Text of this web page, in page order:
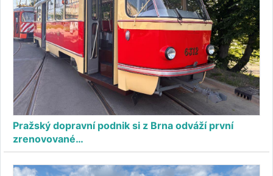
Pražský dopravní podnik si z Brna odváží první
zrenovované…